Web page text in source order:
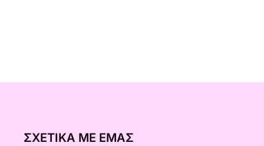
ΣΧΕΤΙΚΆ ΜΕ ΕΜΆΣ